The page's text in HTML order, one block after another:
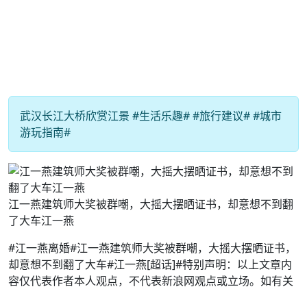
武汉长江大桥欣赏江景 #生活乐趣# #旅行建议# #城市
游玩指南#
江一燕建筑师大奖被群嘲，大摇大摆晒证书，却意想不到翻
了大车江一燕
#江一燕离婚#江一燕建筑师大奖被群嘲，大摇大摆晒证书，
却意想不到翻了大车#江一燕[超话]#特别声明：以上文章内
容仅代表作者本人观点，不代表新浪网观点或立场。如有关